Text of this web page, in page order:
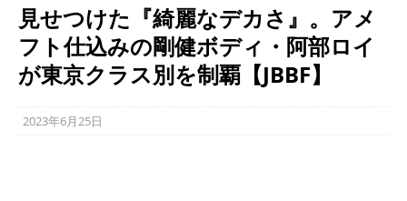
見せつけた『綺麗なデカさ』。アメ
フト仕込みの剛健ボディ・阿部ロイ
が東京クラス別を制覇【JBBF】
2023年6月25日